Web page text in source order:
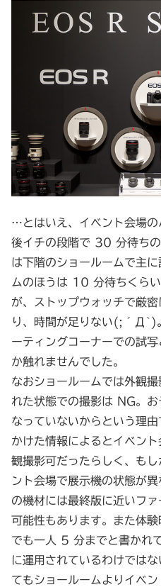
…とはいえ、イベント会場
後イチの段階で 30 分待ち
は下階のショールームで主
ムのほうは 10 分待ちくら
が、ストップウォッチで厳
り、時間が足りない(;´Д`)
ーティングコーナーでの試
か触れませんでした。
なおショールームでは外観
れた状態での撮影は NG。
なっていないからという理
かけた情報によるとイベン
観撮影可だったらしく、も
ント会場で展示機の状態が
の機材には最終版に近いフ
可能性もあります。また体
でも一人 5 分までと書かれ
に運用されているわけでは
てもショールームよりイベ